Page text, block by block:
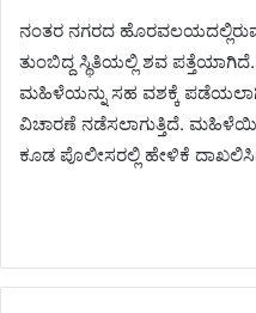
ನಂತರ ನಗರದ
ತುಂಬಿದ್ದ ಸ್ಥಿತಿಯಲ್ಲಿ ಶವ
ಮಹಿಳೆಯನ್ನು ಸಹ ವಶಕ್ಕೆ
ವಿಚಾರಣೆ ನಡೆಸಲಾಗುತ್ತಿದೆ.
ಕೂಡ ಪೊಲೀಸರಲ್ಲಿ ಹೇಳಿಕೆ